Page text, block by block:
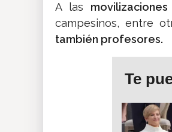
A las
campesinos, entre
también profesores.
Te